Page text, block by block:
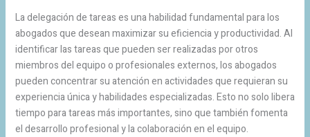
La delegación de tareas es una habilidad fundamental para los
abogados que desean maximizar su eficiencia y productividad. Al
identificar las tareas que pueden ser realizadas por otros
miembros del equipo o profesionales externos, los abogados
pueden concentrar su atención en actividades que requieran su
experiencia única y habilidades especializadas. Esto no solo libera
tiempo para tareas más importantes, sino que también fomenta
el desarrollo profesional y la colaboración en el equipo.